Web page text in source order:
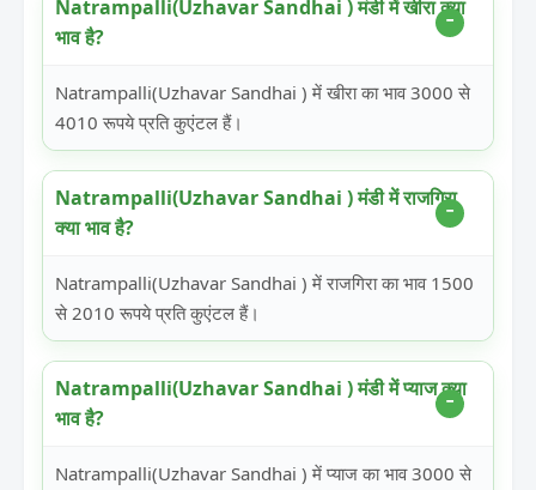
Natrampalli(Uzhavar Sandhai ) मंडी में खीरा क्या
भाव है?
Natrampalli(Uzhavar Sandhai ) में खीरा का भाव 3000 से
4010 रूपये प्रति कुएंटल हैं।
Natrampalli(Uzhavar Sandhai ) मंडी में राजगिरा
क्या भाव है?
Natrampalli(Uzhavar Sandhai ) में राजगिरा का भाव 1500
से 2010 रूपये प्रति कुएंटल हैं।
Natrampalli(Uzhavar Sandhai ) मंडी में प्याज क्या
भाव है?
Natrampalli(Uzhavar Sandhai ) में प्याज का भाव 3000 से